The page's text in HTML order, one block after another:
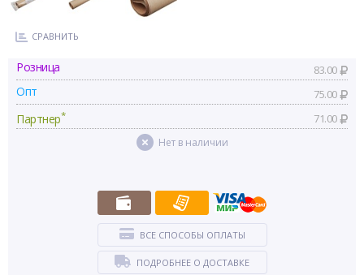
СРАВНИТЬ
Розница 83.00
Опт 75.00
Партнер* 71.00
Нет в наличии
ВСЕ СПОСОБЫ ОПЛАТЫ
ПОДРОБНЕЕ О ДОСТАВКЕ